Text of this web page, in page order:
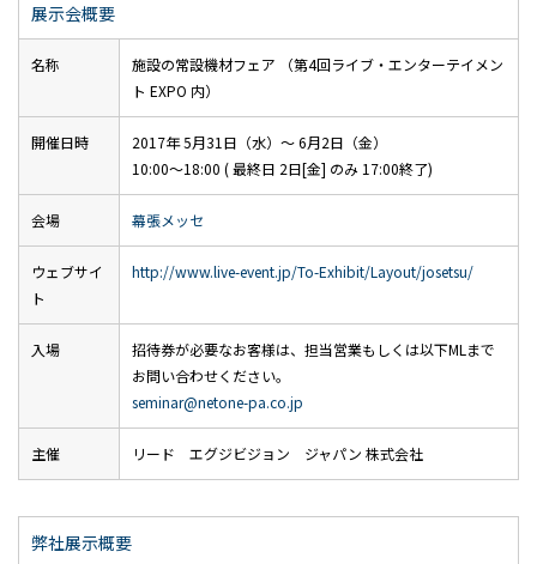
展示会概要
名称
施設の常設機材フェア （第4回ライブ・エンターテイメン
ト EXPO 内）
開催日時
2017年 5月31日（水）～ 6月2日（金）
10:00～18:00 ( 最終日 2日[金] のみ 17:00終了)
会場 幕張メッセ
ウェブサイ
ト
http://www.live-event.jp/To-Exhibit/Layout/josetsu/
入場
招待券が必要なお客様は、担当営業もしくは以下MLまで
お問い合わせください。
seminar@netone-pa.co.jp
主催 リード エグジビジョン ジャパン 株式会社
弊社展示概要